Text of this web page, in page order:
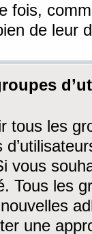
fois,
de leur
tous les
vous
Tous les
une